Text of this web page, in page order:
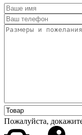
Пожалуйста,